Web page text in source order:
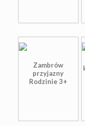
Zambrów
przyjazny
Rodzinie 3+